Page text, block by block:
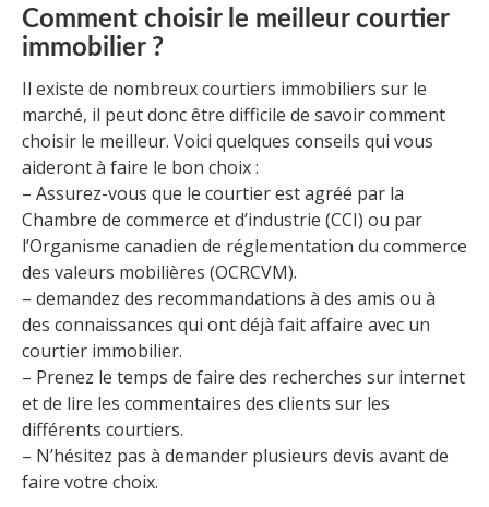
Comment choisir le meilleur courtier
immobilier ?
Il existe de nombreux courtiers immobiliers sur le
marché, il peut donc être difficile de savoir comment
choisir le meilleur. Voici quelques conseils qui vous
aideront à faire le bon choix :
– Assurez-vous que le courtier est agréé par la
Chambre de commerce et d’industrie (CCI) ou par
l’Organisme canadien de réglementation du commerce
des valeurs mobilières (OCRCVM).
– demandez des recommandations à des amis ou à
des connaissances qui ont déjà fait affaire avec un
courtier immobilier.
– Prenez le temps de faire des recherches sur internet
et de lire les commentaires des clients sur les
différents courtiers.
– N’hésitez pas à demander plusieurs devis avant de
faire votre choix.